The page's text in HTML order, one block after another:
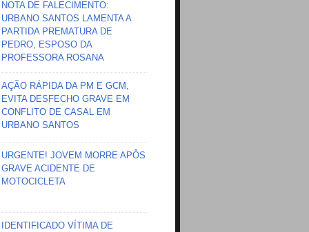
NOTA DE FALECIMENTO:
URBANO SANTOS LAMENTA A
PARTIDA PREMATURA DE
PEDRO, ESPOSO DA
PROFESSORA ROSANA
AÇÃO RÁPIDA DA PM E GCM,
EVITA DESFECHO GRAVE EM
CONFLITO DE CASAL EM
URBANO SANTOS
URGENTE! JOVEM MORRE APÔS
GRAVE ACIDENTE DE
MOTOCICLETA
IDENTIFICADO VÍTIMA DE